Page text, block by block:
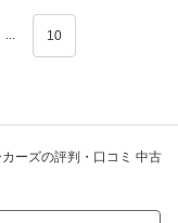
... 10
ズの評判・口コミ 中古